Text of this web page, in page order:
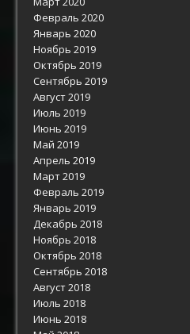
Февраль 2020
Январь 2020
Ноябрь 2019
Октябрь 2019
Сентябрь 2019
Август 2019
Июль 2019
Июнь 2019
Май 2019
Апрель 2019
Март 2019
Февраль 2019
Январь 2019
Декабрь 2018
Ноябрь 2018
Октябрь 2018
Сентябрь 2018
Август 2018
Июль 2018
Июнь 2018